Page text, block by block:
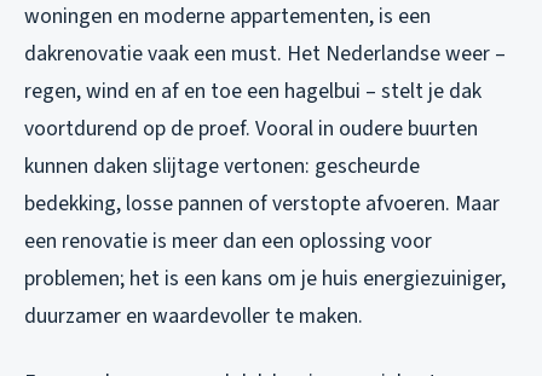
woningen en moderne appartementen, is een
dakrenovatie vaak een must. Het Nederlandse weer –
regen, wind en af en toe een hagelbui – stelt je dak
voortdurend op de proef. Vooral in oudere buurten
kunnen daken slijtage vertonen: gescheurde
bedekking, losse pannen of verstopte afvoeren. Maar
een renovatie is meer dan een oplossing voor
problemen; het is een kans om je huis energiezuiniger,
duurzamer en waardevoller te maken.